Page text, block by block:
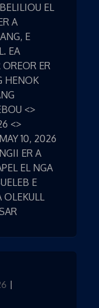
EL
A
E
EA
ER
HENOK
<>
<>
10, 2026
ER A
EL NGA
E
OLEKULL